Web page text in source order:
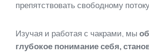
препятствовать свободному
Изучая и работая с чакрами, мы
глубокое понимание себя,